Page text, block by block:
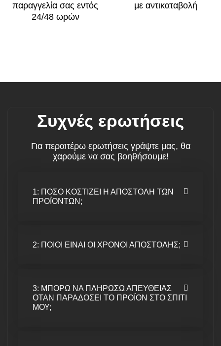
παραγγελία σας εντός
24/48 ωρών
με αντικαταβολή
Συχνές ερωτήσεις
Για περαιτέρω ερωτήσεις γράψτε μας, θα
χαρούμε να σας βοηθήσουμε!
1: ΠΟΣΟ ΚΟΣΤΙΖΕΙ Η ΑΠΟΣΤΟΛΗ ΤΩΝ
ΠΡΟΪΟΝΤΩΝ;
2: ΠΟΙΟΙ ΕΙΝΑΙ ΟΙ ΧΡΟΝΟΙ ΑΠΟΣΤΟΛΗΣ;
3: ΜΠΟΡΩ ΝΑ ΠΛΗΡΩΣΩ ΑΠΕΥΘΕΙΑΣ
ΟΤΑΝ ΠΑΡΑΔΟΣΕΙ ΤΟ ΠΡΟΪΟΝ ΣΤΟ ΣΠΙΤΙ
ΜΟΥ;